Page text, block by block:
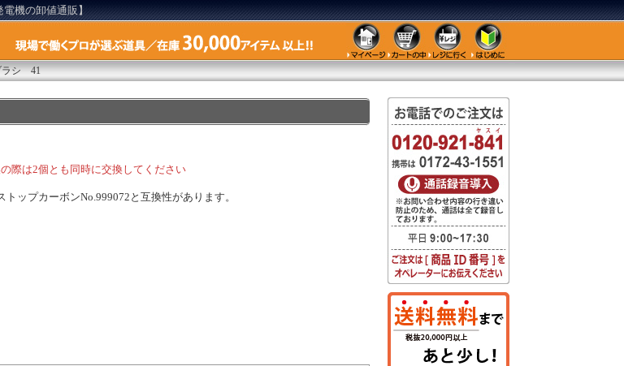
電機の卸値通販】
ラシ 41
際は2個とも同時に交換してください
トップカーボンNo.999072と互換性があります。